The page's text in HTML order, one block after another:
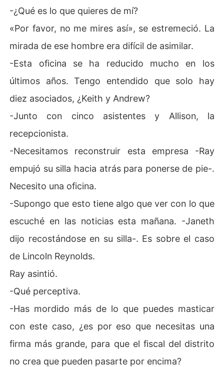
-¿Qué es lo que quieres de mí?
«Por favor, no me mires así», se estremeció. La
mirada de ese hombre era difícil de asimilar.
-Esta oficina se ha reducido mucho en los
últimos años. Tengo entendido que solo hay
diez asociados, ¿Keith y Andrew?
-Junto con cinco asistentes y Allison, la
recepcionista.
-Necesitamos reconstruir esta empresa -Ray
empujó su silla hacia atrás para ponerse de pie-.
Necesito una oficina.
-Supongo que esto tiene algo que ver con lo que
escuché en las noticias esta mañana. -Janeth
dijo recostándose en su silla-. Es sobre el caso
de Lincoln Reynolds.
Ray asintió.
-Qué perceptiva.
-Has mordido más de lo que puedes masticar
con este caso, ¿es por eso que necesitas una
firma más grande, para que el fiscal del distrito
no crea que pueden pasarte por encima?